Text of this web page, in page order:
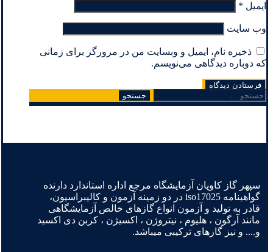
ایمیل *
وب‌ سایت
ذخیره نام، ایمیل و وبسایت من در مرورگر برای زمانی
که دوباره دیدگاهی می‌نویسم.
جستجو
برای:
سپهر گاز کاویان آزمایشگاه مرجع اداره استاندارد دارنده
گواهینامه iso17025 در دو زمینه آزمون و کالیبراسیون،
قادر به تولید و آزمون انواع گازهای خالص آزمایشگاهی
مانند آرگون ، هلیوم ، نیتروژن ، اکسیژن ، کربن دی اکسید
و.... و نیز گازهای ترکیبی میباشد.